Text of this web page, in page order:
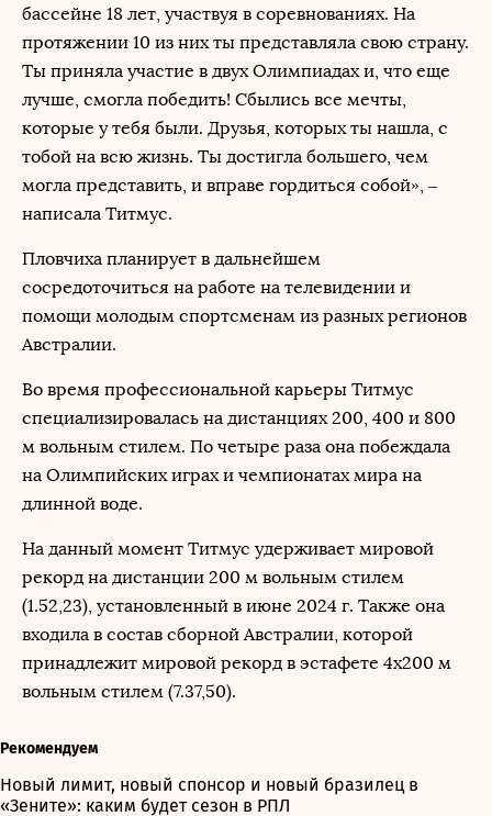
бассейне 18 лет, участвуя в соревнованиях. На
протяжении 10 из них ты представляла свою страну.
Ты приняла участие в двух Олимпиадах и, что еще
лучше, смогла победить! Сбылись все мечты,
которые у тебя были. Друзья, которых ты нашла, с
тобой на всю жизнь. Ты достигла большего, чем
могла представить, и вправе гордиться собой», –
написала Титмус.
Пловчиха планирует в дальнейшем
сосредоточиться на работе на телевидении и
помощи молодым спортсменам из разных регионов
Австралии.
Во время профессиональной карьеры Титмус
специализировалась на дистанциях 200, 400 и 800
м вольным стилем. По четыре раза она побеждала
на Олимпийских играх и чемпионатах мира на
длинной воде.
На данный момент Титмус удерживает мировой
рекорд на дистанции 200 м вольным стилем
(1.52,23), установленный в июне 2024 г. Также она
входила в состав сборной Австралии, которой
принадлежит мировой рекорд в эстафете 4х200 м
вольным стилем (7.37,50).
Рекомендуем
Новый лимит, новый спонсор и новый бразилец в
«Зените»: каким будет сезон в РПЛ